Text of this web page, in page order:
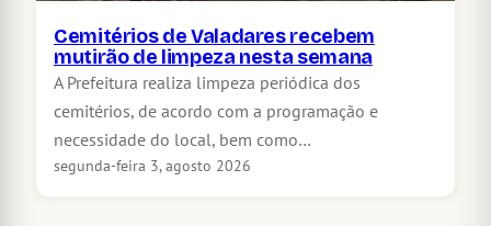
Cemitérios de Valadares recebem
mutirão de limpeza nesta semana
A Prefeitura realiza limpeza periódica dos
cemitérios, de acordo com a programação e
necessidade do local, bem como…
segunda-feira 3, agosto 2026